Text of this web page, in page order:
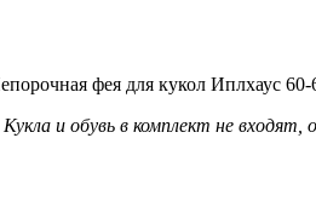
фея для кукол Иплхаус
и обувь в комплект не